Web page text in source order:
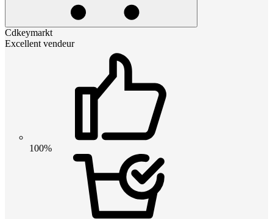
Cdkeymarkt
Excellent vendeur
100%